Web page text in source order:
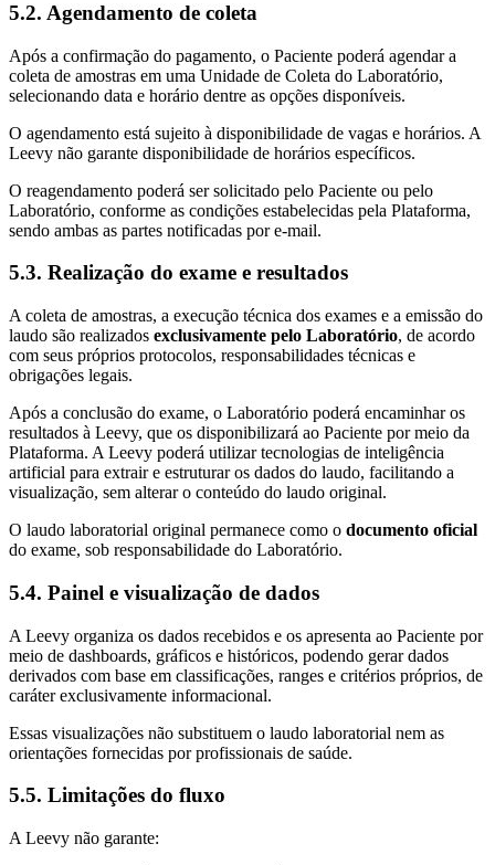
5.2. Agendamento de coleta
Após a confirmação do pagamento, o Paciente poderá agendar a
coleta de amostras em uma Unidade de Coleta do Laboratório,
selecionando data e horário dentre as opções disponíveis.
O agendamento está sujeito à disponibilidade de vagas e horários. A
Leevy não garante disponibilidade de horários específicos.
O reagendamento poderá ser solicitado pelo Paciente ou pelo
Laboratório, conforme as condições estabelecidas pela Plataforma,
sendo ambas as partes notificadas por e-mail.
5.3. Realização do exame e resultados
A coleta de amostras, a execução técnica dos exames e a emissão do
laudo são realizados exclusivamente pelo Laboratório, de acordo
com seus próprios protocolos, responsabilidades técnicas e
obrigações legais.
Após a conclusão do exame, o Laboratório poderá encaminhar os
resultados à Leevy, que os disponibilizará ao Paciente por meio da
Plataforma. A Leevy poderá utilizar tecnologias de inteligência
artificial para extrair e estruturar os dados do laudo, facilitando a
visualização, sem alterar o conteúdo do laudo original.
O laudo laboratorial original permanece como o documento oficial
do exame, sob responsabilidade do Laboratório.
5.4. Painel e visualização de dados
A Leevy organiza os dados recebidos e os apresenta ao Paciente por
meio de dashboards, gráficos e históricos, podendo gerar dados
derivados com base em classificações, ranges e critérios próprios, de
caráter exclusivamente informacional.
Essas visualizações não substituem o laudo laboratorial nem as
orientações fornecidas por profissionais de saúde.
5.5. Limitações do fluxo
A Leevy não garante: